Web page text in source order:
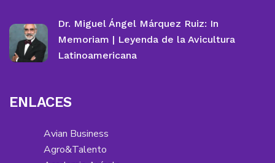
Dr. Miguel Ángel Márquez Ruiz: In
Memoriam | Leyenda de la Avicultura
Latinoamericana
ENLACES
Avian Business
Agro&Talento